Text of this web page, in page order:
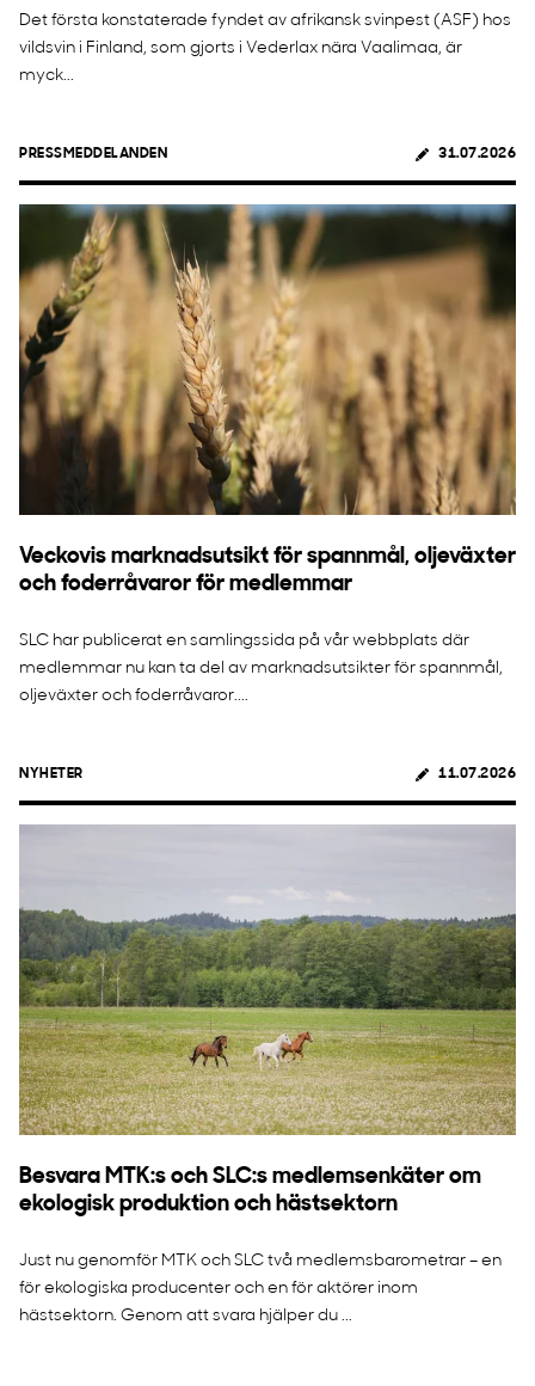
Det första konstaterade fyndet av afrikansk svinpest (ASF) hos
vildsvin i Finland, som gjorts i Vederlax nära Vaalimaa, är
myck...
PRESSMEDDELANDEN 31.07.2026
Veckovis marknadsutsikt för spannmål, oljeväxter
och foderråvaror för medlemmar
SLC har publicerat en samlingssida på vår webbplats där
medlemmar nu kan ta del av marknadsutsikter för spannmål,
oljeväxter och foderråvaror....
NYHETER 11.07.2026
Besvara MTK:s och SLC:s medlemsenkäter om
ekologisk produktion och hästsektorn
Just nu genomför MTK och SLC två medlemsbarometrar – en
för ekologiska producenter och en för aktörer inom
hästsektorn. Genom att svara hjälper du ...